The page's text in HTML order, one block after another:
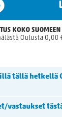
KOKO
Oulusta 0,00
tällä hetkellä
vastaukset